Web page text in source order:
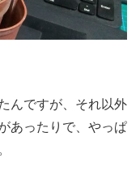
んですが、それ以外
あったりで、やっぱ